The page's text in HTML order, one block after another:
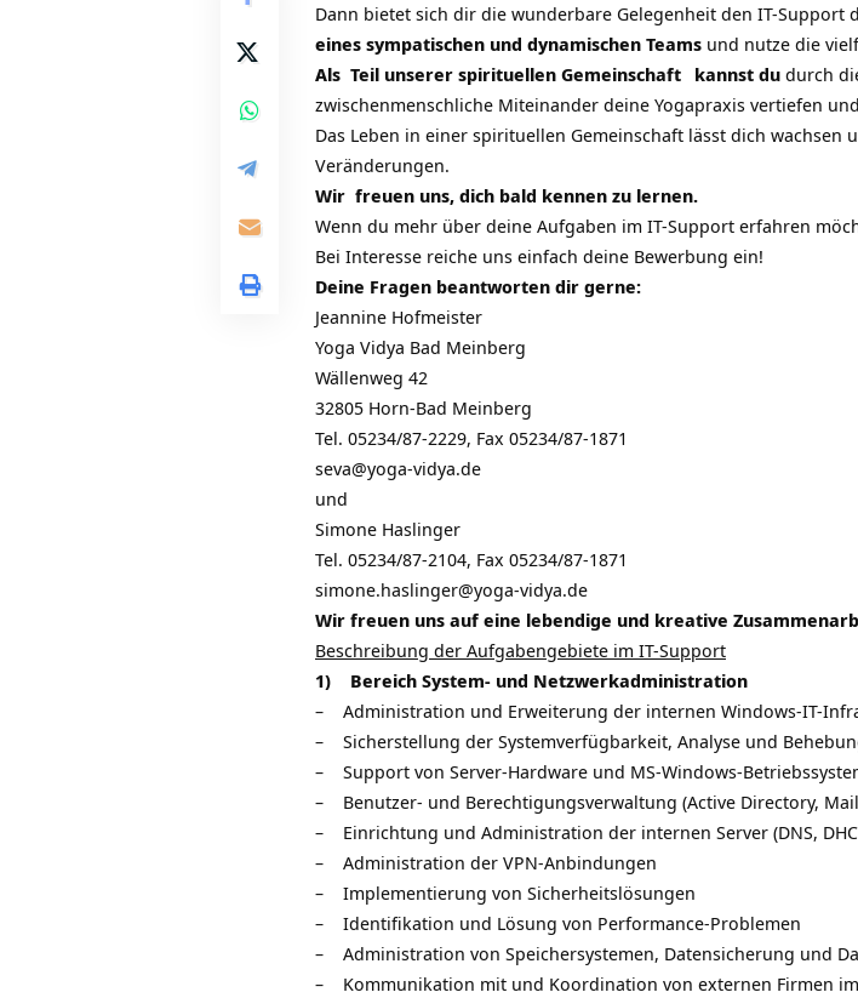
Dann bietet sich dir die wunderbare Gelegenheit den IT-Support
eines sympatischen und dynamischen Teams und nutze die
Als Teil unserer spirituellen Gemeinschaft kannst du durch
zwischenmenschliche Miteinander deine Yogapraxis vertiefen
Das Leben in einer spirituellen Gemeinschaft lässt dich
Veränderungen.
Wir freuen uns, dich bald kennen zu lernen.
Wenn du mehr über deine Aufgaben im IT-Support erfahren
Bei Interesse reiche uns einfach deine Bewerbung ein!
Deine Fragen beantworten dir gerne:
Jeannine Hofmeister
Yoga Vidya Bad Meinberg
Wällenweg 42
32805 Horn-Bad Meinberg
Tel. 05234/87-2229, Fax 05234/87-1871
seva@yoga-vidya.de
und
Simone Haslinger
Tel. 05234/87-2104, Fax 05234/87-1871
simone.haslinger@yoga-vidya.de
Wir freuen uns auf eine lebendige und kreative
Beschreibung der Aufgabengebiete im IT-Support
1) Bereich System- und Netzwerkadministration
– Administration und Erweiterung der internen Windows-IT-
– Sicherstellung der Systemverfügbarkeit, Analyse und
– Support von Server-Hardware und MS-Windows-
– Benutzer- und Berechtigungsverwaltung (Active Directory,
– Einrichtung und Administration der internen Server (DNS,
– Administration der VPN-Anbindungen
– Implementierung von Sicherheitslösungen
– Identifikation und Lösung von Performance-Problemen
– Administration von Speichersystemen, Datensicherung und
– Kommunikation mit und Koordination von externen Firmen